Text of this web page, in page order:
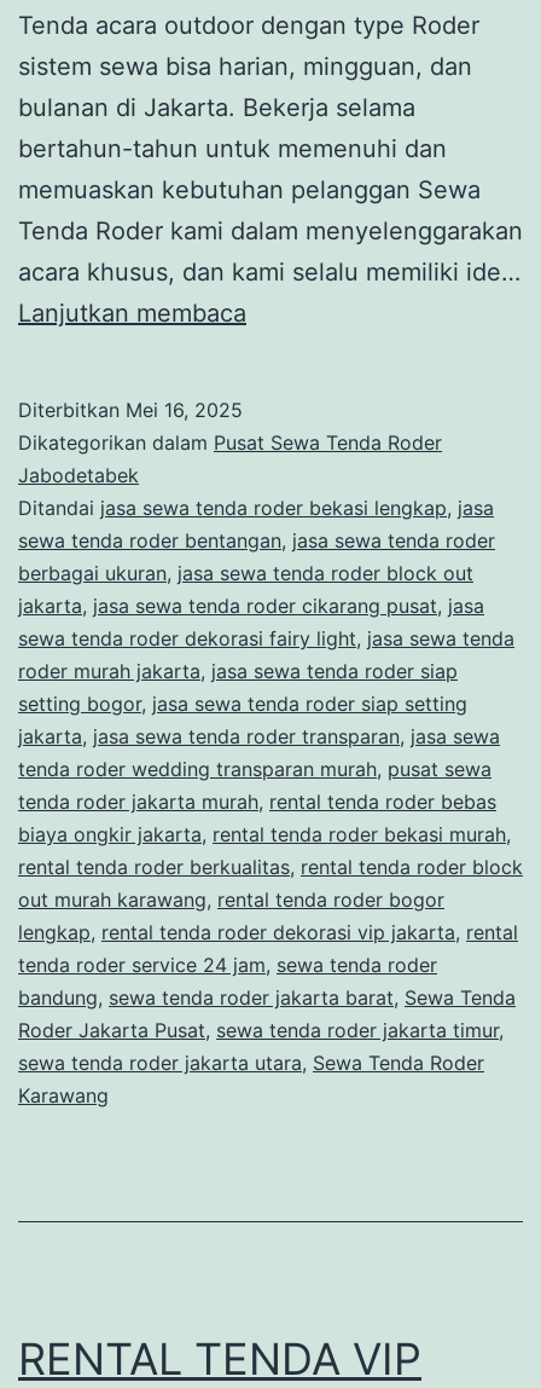
Tenda acara outdoor dengan type Roder
sistem sewa bisa harian, mingguan, dan
bulanan di Jakarta. Bekerja selama
bertahun-tahun untuk memenuhi dan
memuaskan kebutuhan pelanggan Sewa
Tenda Roder kami dalam menyelenggarakan
acara khusus, dan kami selalu memiliki ide…
Lanjutkan membaca
OUTDOOR
RODER
HARIAN
JAKARTA
Diterbitkan Mei 16, 2025
Dikategorikan dalam Pusat Sewa Tenda Roder
Jabodetabek
Ditandai jasa sewa tenda roder bekasi lengkap, jasa
sewa tenda roder bentangan, jasa sewa tenda roder
berbagai ukuran, jasa sewa tenda roder block out
jakarta, jasa sewa tenda roder cikarang pusat, jasa
sewa tenda roder dekorasi fairy light, jasa sewa tenda
roder murah jakarta, jasa sewa tenda roder siap
setting bogor, jasa sewa tenda roder siap setting
jakarta, jasa sewa tenda roder transparan, jasa sewa
tenda roder wedding transparan murah, pusat sewa
tenda roder jakarta murah, rental tenda roder bebas
biaya ongkir jakarta, rental tenda roder bekasi murah,
rental tenda roder berkualitas, rental tenda roder block
out murah karawang, rental tenda roder bogor
lengkap, rental tenda roder dekorasi vip jakarta, rental
tenda roder service 24 jam, sewa tenda roder
bandung, sewa tenda roder jakarta barat, Sewa Tenda
Roder Jakarta Pusat, sewa tenda roder jakarta timur,
sewa tenda roder jakarta utara, Sewa Tenda Roder
Karawang
RENTAL TENDA VIP